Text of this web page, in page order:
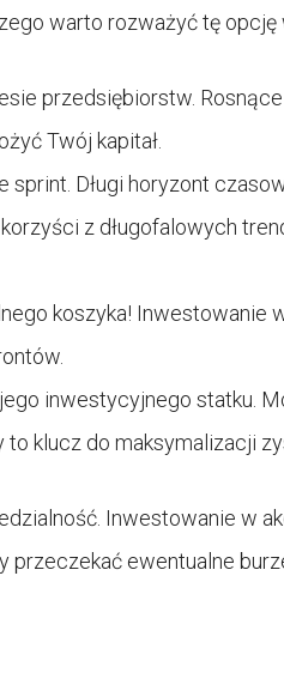
warto rozważyć tę opcję
przedsiębiorstw.
Twój kapitał.
sprint. Długi horyzont
z długofalowych
koszyka! Inwestowanie
inwestycyjnego statku.
klucz do maksymalizacji
Inwestowanie w
ewentualne